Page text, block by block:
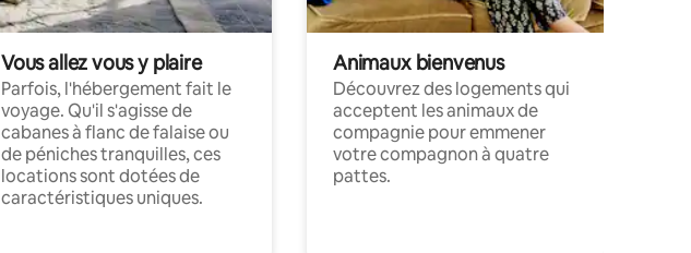
Vous allez vous y plaire
Parfois, l'hébergement fait le
voyage. Qu'il s'agisse de
cabanes à flanc de falaise ou
de péniches tranquilles, ces
locations sont dotées de
caractéristiques uniques.
Animaux bienvenus
Découvrez des logements qui
acceptent les animaux de
compagnie pour emmener
votre compagnon à quatre
pattes.